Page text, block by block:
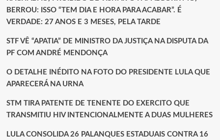
BERROU: ISSO “TEM DIA E HORA PARA ACABAR”. É
VERDADE: 27 ANOS E 3 MESES, PELA TARDE
STF VÊ “APATIA” DE MINISTRO DA JUSTIÇA NA DISPUTA DA
PF COM ANDRÉ MENDONÇA
O DETALHE INÉDITO NA FOTO DO PRESIDENTE LULA QUE
APARECERÁ NA URNA
STM TIRA PATENTE DE TENENTE DO EXERCITO QUE
TRANSMITIU HIV INTENCIONALMENTE A DUAS MULHERES
LULA CONSOLIDA 26 PALANQUES ESTADUAIS CONTRA 16